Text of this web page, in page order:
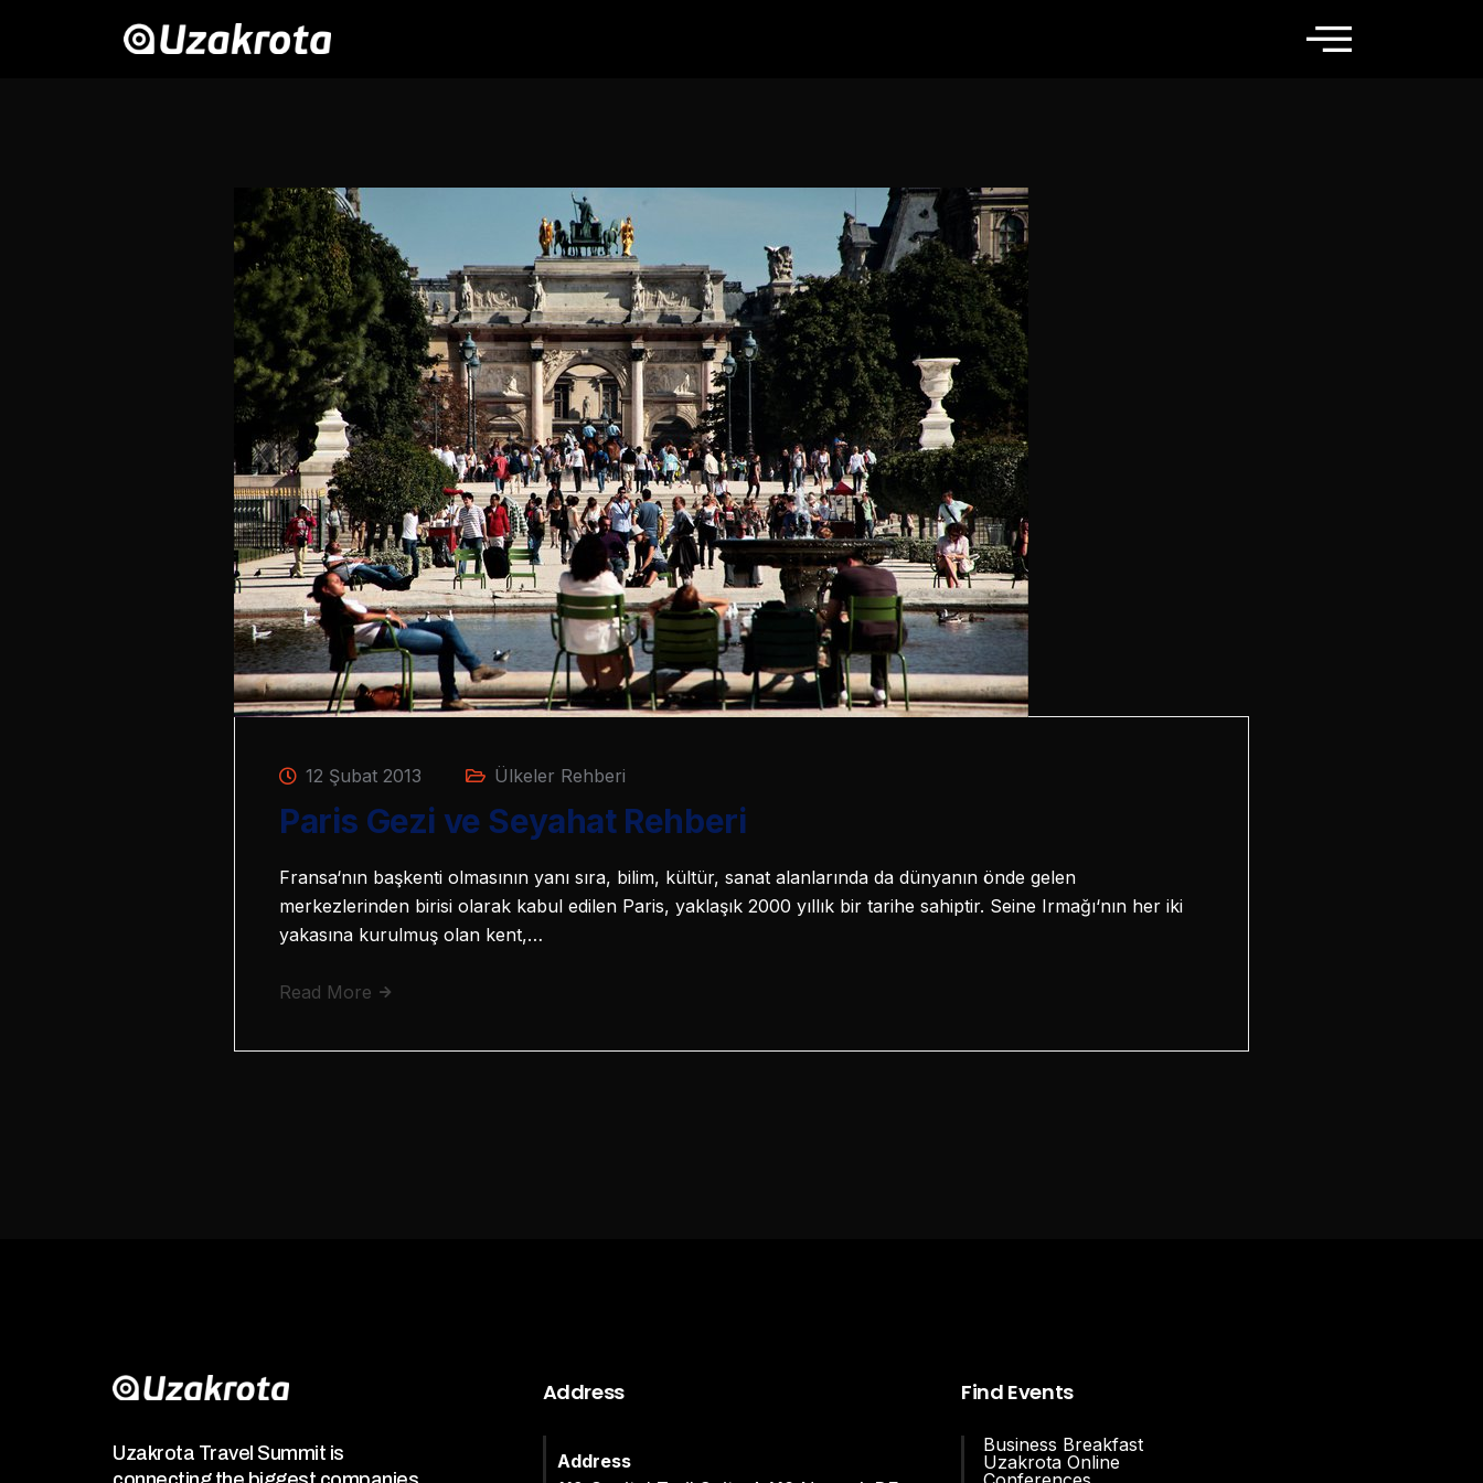
12 Şubat 2013 Ülkeler Rehberi
Paris Gezi ve Seyahat Rehberi
Fransa‘nın başkenti olmasının yanı sıra, bilim, kültür, sanat alanlarında da dünyanın önde gelen
merkezlerinden birisi olarak kabul edilen Paris, yaklaşık 2000 yıllık bir tarihe sahiptir. Seine Irmağı‘nın her iki
yakasına kurulmuş olan kent,…
Read More
Uzakrota Travel Summit is
Address
Address
Find Events
Business Breakfast
Uzakrota Online